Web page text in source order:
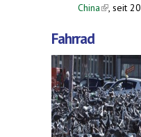
China(link is
, seit
Fahrrad